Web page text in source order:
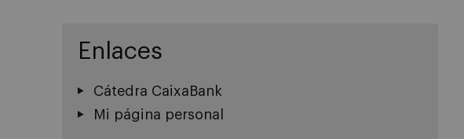
Enlaces
Cátedra CaixaBank
Mi página personal